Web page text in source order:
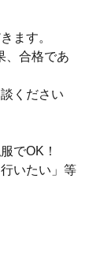
ます。
、合格であ
ください
でOK！
いたい」等